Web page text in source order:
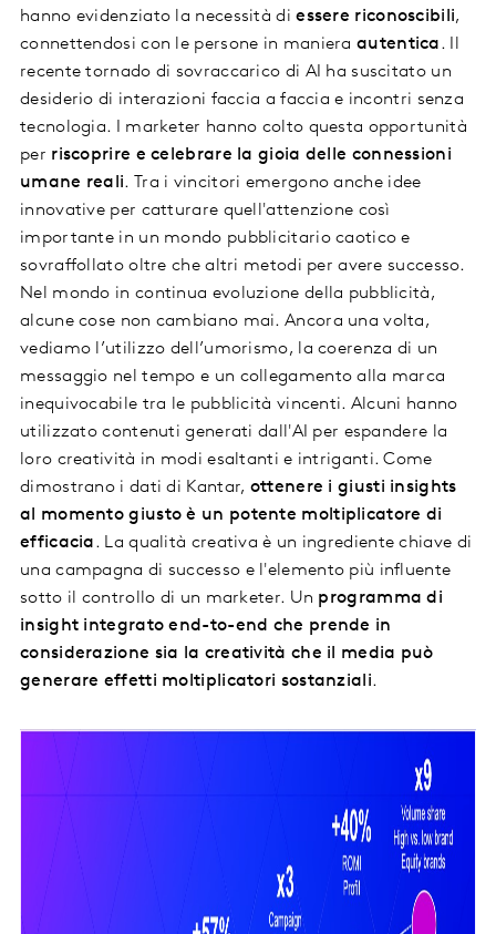
hanno evidenziato la necessità diessere riconoscibili,
connettendosi con le persone in maniera autentica. Il
recente tornado di sovraccarico di AI ha suscitato un
desiderio di interazioni faccia a faccia e incontri senza
tecnologia. I marketer hanno colto questa opportunità
per riscoprire e celebrare la gioia delle connessioni
umane reali. Tra i vincitori emergono anche idee
innovative per catturare quell'attenzione così
importante in un mondo pubblicitario caotico e
sovraffollato oltre che altri metodi per avere successo.
Nel mondo in continua evoluzione della pubblicità,
alcune cose non cambiano mai. Ancora una volta,
vediamo l’utilizzo dell’umorismo, la coerenza di un
messaggio nel tempo e un collegamento alla marca
inequivocabile tra le pubblicità vincenti. Alcuni hanno
utilizzato contenuti generati dall'AI per espandere la
loro creatività in modi esaltanti e intriganti. Come
dimostrano i dati di Kantar, ottenere i giusti insights
al momento giusto è un potente moltiplicatore di
efficacia. La qualità creativa è un ingrediente chiave di
una campagna di successo e l'elemento più influente
sotto il controllo di un marketer. Un programma di
insight integrato end-to-end che prende in
considerazione sia la creatività che il media può
generare effetti moltiplicatori sostanziali.